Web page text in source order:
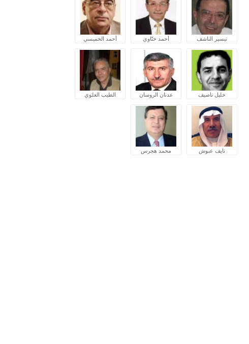
تيسير الناشف أحمد ختّاوي أحمد الخميسي
خليل ناصيف عدنان الروسان الطيب العلوي
نايف عبوش محمد هجرس